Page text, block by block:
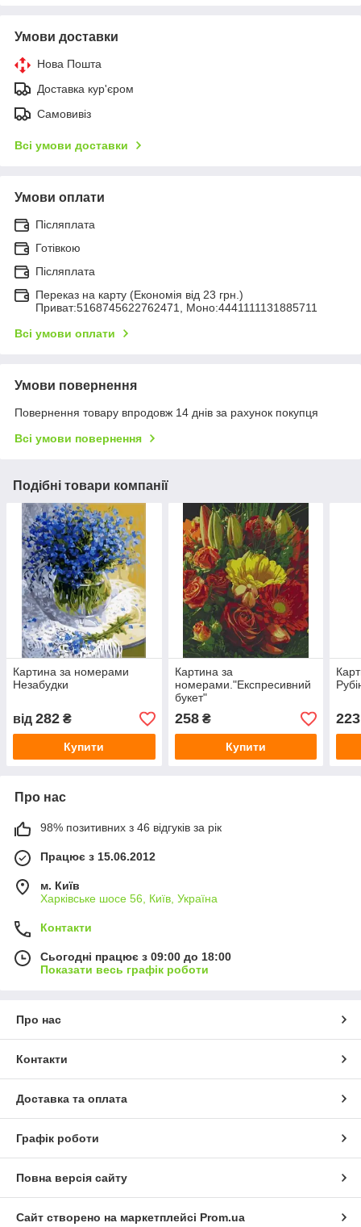
Умови доставки
Нова Пошта
Доставка кур'єром
Самовивіз
Всі умови доставки
Умови оплати
Післяплата
Готівкою
Післяплата
Переказ на карту (Економія від 23 грн.)
Приват:5168745622762471, Моно:4441111131885711
Всі умови оплати
Умови повернення
Повернення товару впродовж 14 днів за рахунок покупця
Всі умови повернення
Подібні товари компанії
Картина за номерами
Незабудки
від 282 ₴
Купити
Картина за
номерами."Експресивний
букет"
258₴
Купити
223
Про нас
98% позитивних з 46 відгуків за рік
Працює з 15.06.2012
м. Київ
Харківське шосе 56, Київ, Україна
Контакти
Сьогодні працює з 09:00 до 18:00
Показати весь графік роботи
Про нас
Контакти
Доставка та оплата
Графік роботи
Повна версія сайту
Сайт створено на маркетплейсі Prom.ua